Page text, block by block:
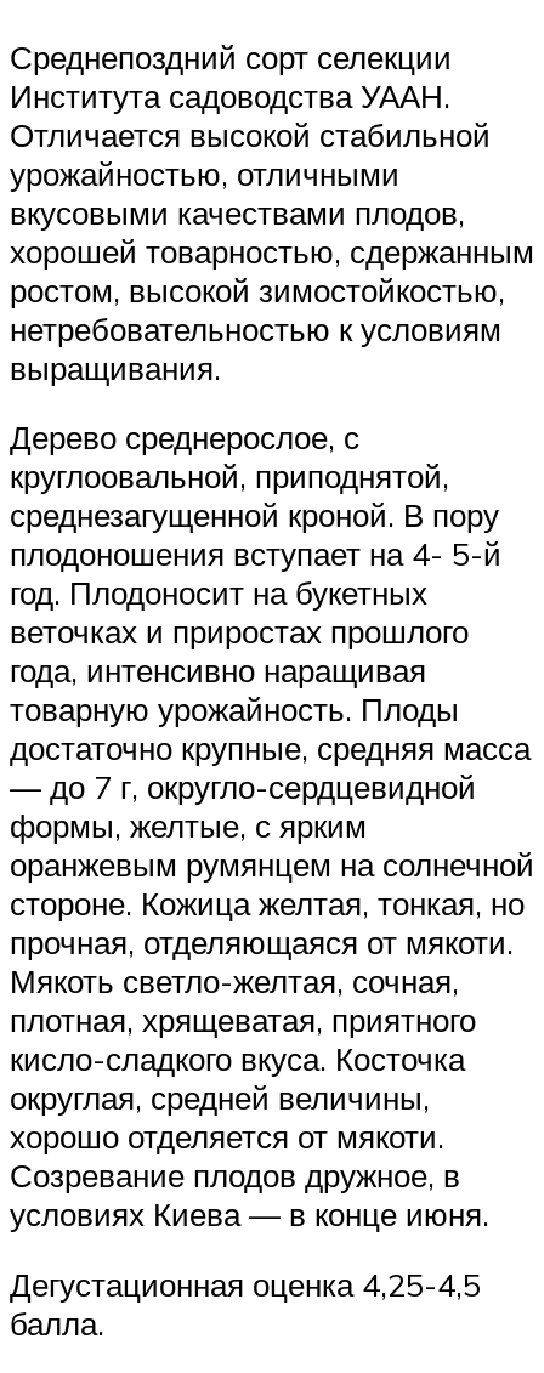
Среднепоздний сорт селекции
Института садоводства УААН.
Отличается высокой стабильной
урожайностью, отличными
вкусовыми качествами плодов,
хорошей товарностью, сдержанным
ростом, высокой зимостойкостью,
нетребовательностью к условиям
выращивания.
Дерево среднерослое, с
круглоовальной, приподнятой,
среднезагущенной кроной. В пору
плодоношения вступает на 4- 5-й
год. Плодоносит на букетных
веточках и приростах прошлого
года, интенсивно наращивая
товарную урожайность. Плоды
достаточно крупные, средняя масса
— до 7 г, округло-сердцевидной
формы, желтые, с ярким
оранжевым румянцем на солнечной
стороне. Кожица желтая, тонкая, но
прочная, отделяющаяся от мякоти.
Мякоть светло-желтая, сочная,
плотная, хрящеватая, приятного
кисло-сладкого вкуса. Косточка
округлая, средней величины,
хорошо отделяется от мякоти.
Созревание плодов дружное, в
условиях Киева — в конце июня.
Дегустационная оценка 4,25-4,5
балла.